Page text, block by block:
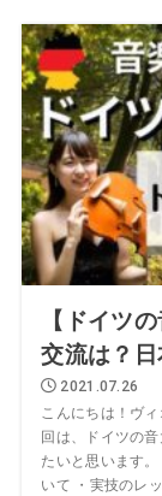
【ドイツ
交流は？
2021.07.26
こんにちは！ヴ
回は、ドイツの
たいと思います
いて ・実技のレ